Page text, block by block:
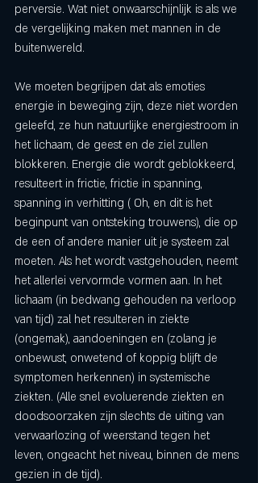
perversie. Wat niet onwaarschijnlijk is als we
de vergelijking maken met mannen in de
buitenwereld.
We moeten begrijpen dat als emoties
energie in beweging zijn, deze niet worden
geleefd, ze hun natuurlijke energiestroom in
het lichaam, de geest en de ziel zullen
blokkeren. Energie die wordt geblokkeerd,
resulteert in frictie, frictie in spanning,
spanning in verhitting ( Oh, en dit is het
beginpunt van ontsteking trouwens), die op
de een of andere manier uit je systeem zal
moeten. Als het wordt vastgehouden, neemt
het allerlei vervormde vormen aan. In het
lichaam (in bedwang gehouden na verloop
van tijd) zal het resulteren in ziekte
(ongemak), aandoeningen en (zolang je
onbewust, onwetend of koppig blijft de
symptomen herkennen) in systemische
ziekten. (Alle snel evoluerende ziekten en
doodsoorzaken zijn slechts de uiting van
verwaarlozing of weerstand tegen het
leven, ongeacht het niveau, binnen de mens
gezien in de tijd).